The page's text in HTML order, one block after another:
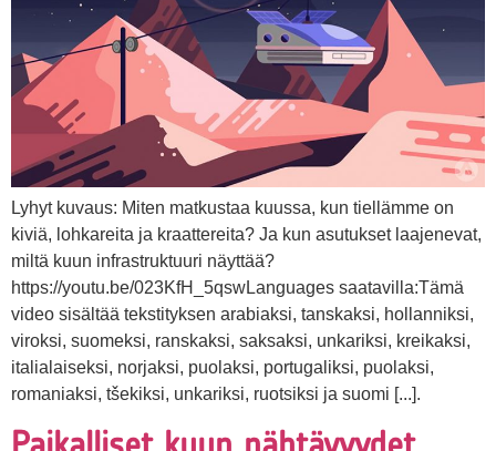
Lyhyt kuvaus: Miten matkustaa kuussa, kun tiellämme on
kiviä, lohkareita ja kraattereita? Ja kun asutukset laajenevat,
miltä kuun infrastruktuuri näyttää?
https://youtu.be/023KfH_5qswLanguages saatavilla:Tämä
video sisältää tekstityksen arabiaksi, tanskaksi, hollanniksi,
viroksi, suomeksi, ranskaksi, saksaksi, unkariksi, kreikaksi,
italialaiseksi, norjaksi, puolaksi, portugaliksi, puolaksi,
romaniaksi, tšekiksi, unkariksi, ruotsiksi ja suomi [...].